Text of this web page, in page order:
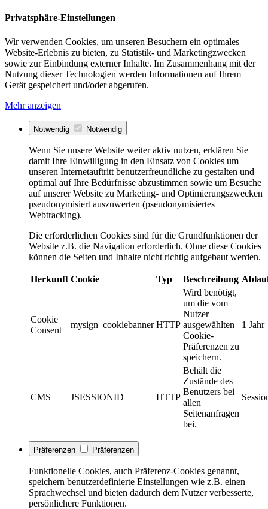
Privatsphäre-Einstellungen
Wir verwenden Cookies, um unseren Besuchern ein optimales
Website-Erlebnis zu bieten, zu Statistik- und Marketingzwecken
sowie zur Einbindung externer Inhalte. Im Zusammenhang mit der
Nutzung dieser Technologien werden Informationen auf Ihrem
Gerät gespeichert und/oder abgerufen.
Mehr anzeigen
Notwendig Notwendig
Wenn Sie unsere Website weiter aktiv nutzen, erklären Sie
damit Ihre Einwilligung in den Einsatz von Cookies um
unseren Internetauftritt benutzerfreundliche zu gestalten und
optimal auf Ihre Bedürfnisse abzustimmen sowie um Besuche
auf unserer Website zu Marketing- und Optimierungszwecken
pseudonymisiert auszuwerten (pseudonymisiertes
Webtracking).
Die erforderlichen Cookies sind für die Grundfunktionen der
Website z.B. die Navigation erforderlich. Ohne diese Cookies
können die Seiten und Inhalte nicht richtig aufgebaut werden.
Herkunft Cookie Typ Beschreibung
Cookie
Consent
mysign_cookiebanner HTTP
Wird benötigt,
um die vom
Nutzer
ausgewählten
Cookie-
Präferenzen zu
speichern.
1 Jahr
CMS JSESSIONID HTTP
Behält die
Zustände des
Benutzers bei
allen
Seitenanfragen
bei.
Präferenzen Präferenzen
Funktionelle Cookies, auch Präferenz-Cookies genannt,
speichern benutzerdefinierte Einstellungen wie z.B. einen
Sprachwechsel und bieten dadurch dem Nutzer verbesserte,
persönlichere Funktionen.